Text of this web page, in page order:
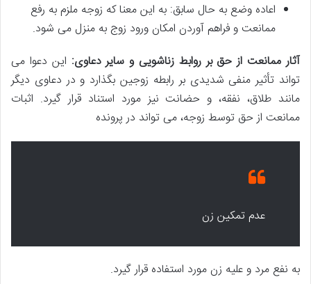
اعاده وضع به حال سابق: به این معنا که زوجه ملزم به رفع
ممانعت و فراهم آوردن امکان ورود زوج به منزل می شود.
آثار ممانعت از حق بر روابط زناشویی و سایر دعاوی: این دعوا می
تواند تأثیر منفی شدیدی بر رابطه زوجین بگذارد و در دعاوی دیگر
مانند طلاق، نفقه، و حضانت نیز مورد استناد قرار گیرد. اثبات
ممانعت از حق توسط زوجه، می تواند در پرونده
عدم تمکین زن
به نفع مرد و علیه زن مورد استفاده قرار گیرد.